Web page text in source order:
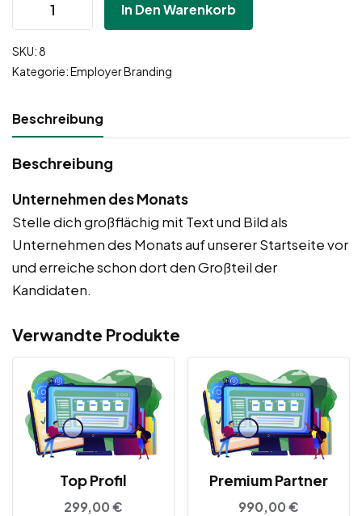
In Den Warenkorb
SKU:8
Kategorie:Employer Branding
Beschreibung
Beschreibung
Unternehmen des Monats
Stelle dich großflächig mit Text und Bild als
Unternehmen des Monats auf unserer Startseite vor
und erreiche schon dort den Großteil der
Kandidaten.
Verwandte Produkte
Top Profil
299,00€
Premium Partner
990,00€